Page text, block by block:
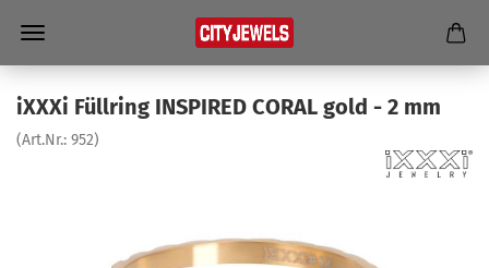
iXXXi Füll­ring IN­SPI­RED CORAL gold - 2 mm
(Art.Nr.: 952)